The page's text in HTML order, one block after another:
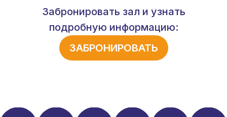
Забронировать зал и узнать
подробную информацию:
ЗАБРОНИРОВАТЬ